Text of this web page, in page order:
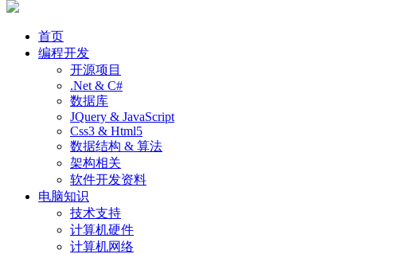
首页
编程开发
开源项目
.Net & C#
数据库
JQuery & JavaScript
Css3 & Html5
数据结构 & 算法
架构相关
软件开发资料
电脑知识
技术支持
计算机硬件
计算机网络